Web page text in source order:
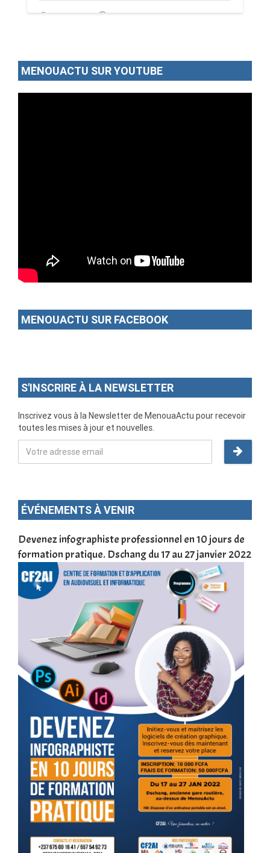
02/07/26 Par MenouActu 0
MENOUACTU SUR YOUTUBE
MENOUACTU SUR FACEBOOK
S'INSCRIRE À LA NEWSLETTER
Inscrivez vous à la Newsletter de MenouaActu pour recevoir
toutes les mises à jour et nouvelles.
ÉVÉNEMENTS À VENIR
Devenez infographiste professionnel en 10 jours de
formation pratique. Dschang du 17 au 27 janvier 2022